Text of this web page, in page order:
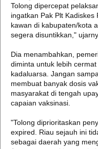
Tolong dipercepat
ingatkan Pak Plt
kawan di kabupaten/kota
segera disuntikkan,"
Dia menambahkan,
diminta untuk lebih
kadaluarsa. Jangan
membuat banyak dosis
masyarakat di tengah
capaian vaksinasi.
"Tolong diprioritaskan
expired. Riau sejauh ini
sebagai daerah yang